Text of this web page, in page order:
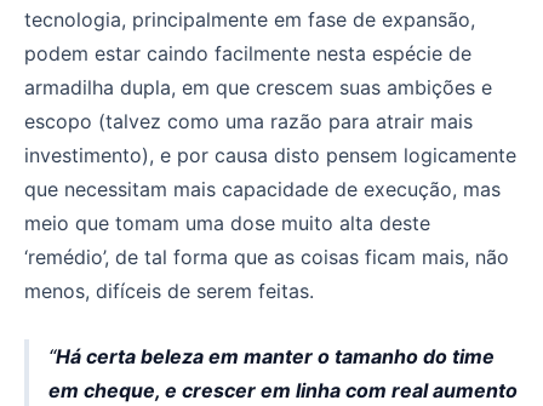
tecnologia, principalmente em fase de expansão,
podem estar caindo facilmente nesta espécie de
armadilha dupla, em que crescem suas ambições e
escopo (talvez como uma razão para atrair mais
investimento), e por causa disto pensem logicamente
que necessitam mais capacidade de execução, mas
meio que tomam uma dose muito alta deste
‘remédio’, de tal forma que as coisas ficam mais, não
menos, difíceis de serem feitas.
Há certa beleza em manter o tamanho do time
em cheque, e crescer em linha com real aumento